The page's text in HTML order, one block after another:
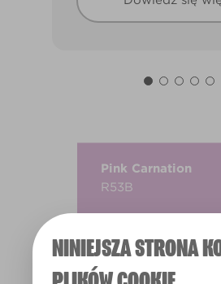
NINIEJSZA STRONA
Pink Carnation
R53B